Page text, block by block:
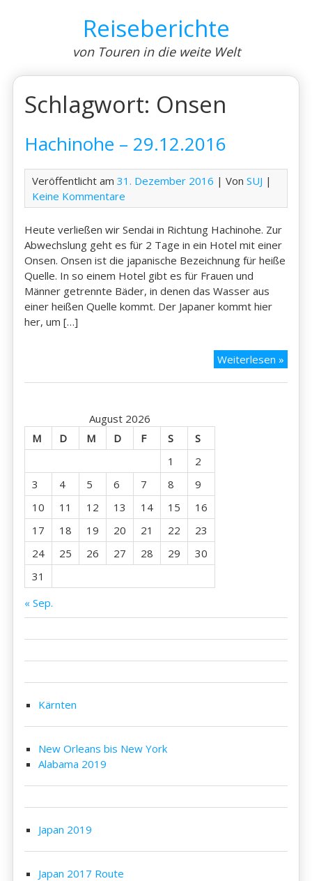
Reiseberichte
von Touren in die weite Welt
Schlagwort: Onsen
Hachinohe – 29.12.2016
Veröffentlicht am31. Dezember 2016 | VonSUJ |
Keine Kommentare
Heute verließen wir Sendai in Richtung Hachinohe. Zur
Abwechslung geht es für 2 Tage in ein Hotel mit einer
Onsen. Onsen ist die japanische Bezeichnung für heiße
Quelle. In so einem Hotel gibt es für Frauen und
Männer getrennte Bäder, in denen das Wasser aus
einer heißen Quelle kommt. Der Japaner kommt hier
her, um […]
Weiterlesen »
August 2026
M
D M D F S
S
1
2
3
4 5 6 7 8
9
10
11 12 13 14 15
16
17
18 19 20 21 22
23
24
25 26 27 28 29
30
31
« Sep.
Kärnten
New Orleans bis New York
Alabama 2019
Japan 2019
Japan 2017 Route